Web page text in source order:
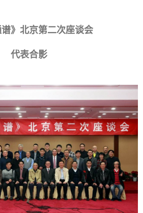
谱》北京第二次座谈会
代表合影